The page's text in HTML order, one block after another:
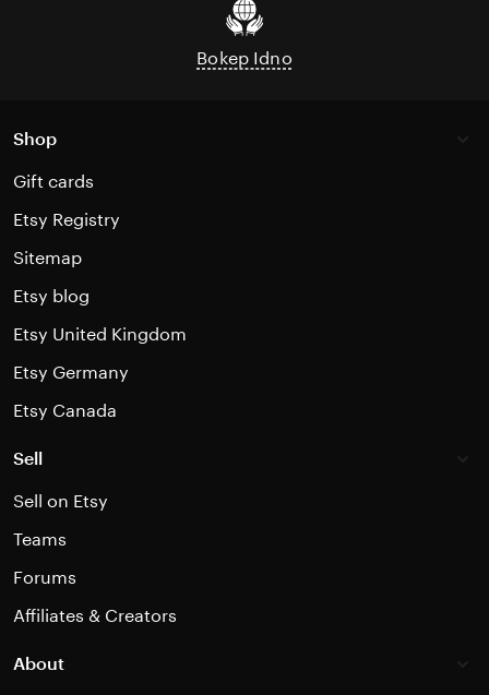
Bokep Idno
Shop
Gift cards
Etsy Registry
Sitemap
Etsy blog
Etsy United Kingdom
Etsy Germany
Etsy Canada
Sell
Sell on Etsy
Teams
Forums
Affiliates & Creators
About